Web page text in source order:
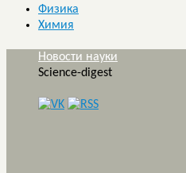
Физика
Химия
Новости науки
Science-digest